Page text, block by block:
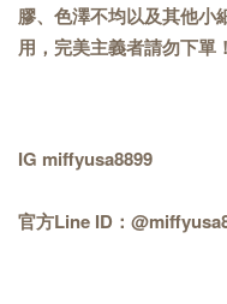
膠、色澤不均以及其他小
用，完美主義者請勿下單！
IG miffyusa8899
官方Line ID：